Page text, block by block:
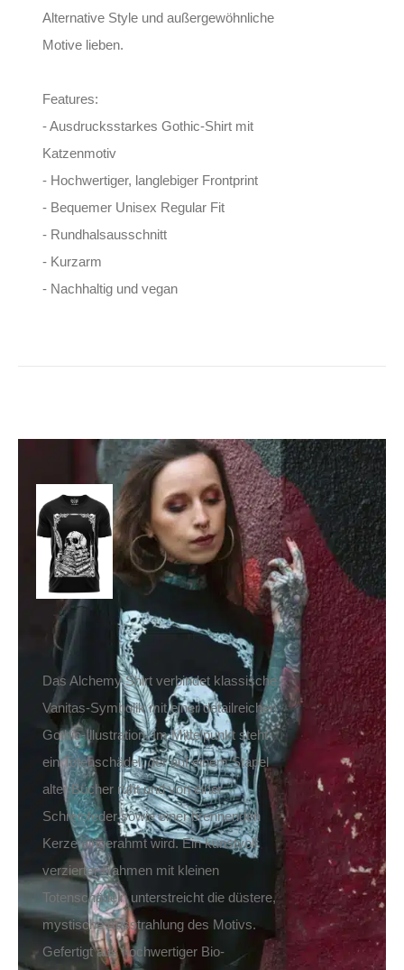
Alternative Style und außergewöhnliche
Motive lieben.
Features:
- Ausdrucksstarkes Gothic-Shirt mit
Katzenmotiv
- Hochwertiger, langlebiger Frontprint
- Bequemer Unisex Regular Fit
- Rundhalsausschnitt
- Kurzarm
- Nachhaltig und vegan
Easure T-Shirt Alchemy
29,90€
Inkl. MwSt.
zzgl.Versand
Lieferzeit: ca. 1-2 Tage DE, ca. 3-4 Tage EU
Das Alchemy Shirt verbindet klassische
Vanitas-Symbolik mit einer detailreichen
Gothic-Illustration. Im Mittelpunkt steht
ein Totenschädel, der auf einem Stapel
alter Bücher ruht und von einer
Schreibfeder sowie einer brennenden
Kerze eingerahmt wird. Ein kunstvoll
verzierter Rahmen mit kleinen
Totenschädeln unterstreicht die düstere,
mystische Ausstrahlung des Motivs.
Gefertigt aus hochwertiger Bio-